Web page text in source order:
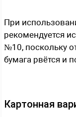
При
рекомендуется
№10, поскольку
бумага рвётся и
Картонная